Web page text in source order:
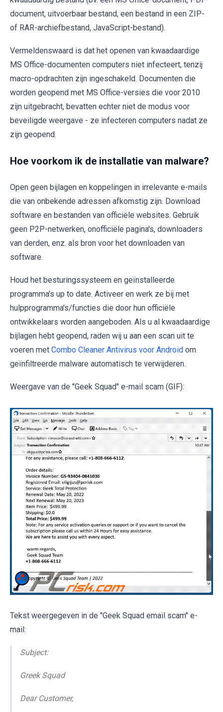
document, uitvoerbaar bestand, een bestand in een ZIP-
of RAR-archiefbestand, JavaScript-bestand).
Vermeldenswaard is dat het openen van kwaadaardige
MS Office-documenten computers niet infecteert, tenzij
macro-opdrachten zijn ingeschakeld. Documenten die
worden geopend met MS Office-versies die voor 2010
zijn uitgebracht, bevatten echter niet de modus voor
beveiligde weergave - ze infecteren computers nadat ze
zijn geopend.
Hoe voorkom ik de installatie van malware?
Open geen bijlagen en koppelingen in irrelevante e-mails
die van onbekende adressen afkomstig zijn. Download
software en bestanden van officiële websites. Gebruik
geen P2P-netwerken, onofficiële pagina's, downloaders
van derden, enz. als bron voor het downloaden van
software.
Houd het besturingssysteem en geïnstalleerde
programma's up to date. Activeer en werk ze bij met
hulpprogramma's/functies die door hun officiële
ontwikkelaars worden aangeboden. Als u al kwaadaardige
bijlagen hebt geopend, raden wij u aan een scan uit te
voeren met Combo Cleaner Antivirus voor Android om
geïnfiltreerde malware automatisch te verwijderen.
Weergave van de "Geek Squad" e-mail scam (GIF):
Tekst weergegeven in de "Geek Squad email scam" e-
mail:
Subject:
Greek Squad
Dear Customer,